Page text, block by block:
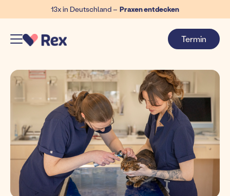
13x in Deutschland – Praxen entdecken
Termin